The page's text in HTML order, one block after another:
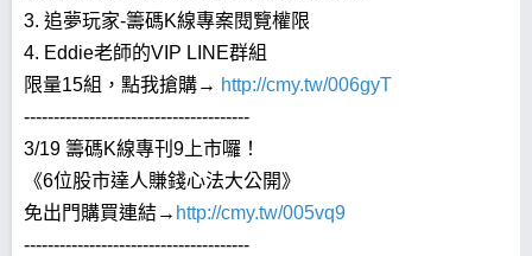
3. 追夢玩家-籌碼K線專案閱覽權限
4. Eddie老師的VIP LINE群組
限量15組，點我搶購→ http://cmy.tw/006gyT
--------------------------------------
3/19 籌碼K線專刊9上市囉！
《6位股市達人賺錢心法大公開》
免出門購買連結→ http://cmy.tw/005vq9
--------------------------------------